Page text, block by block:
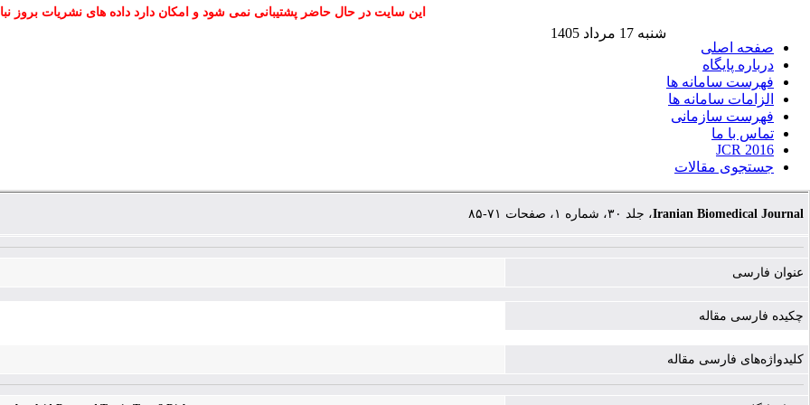
این سایت در حال حاضر پشتیبانی نمی شود و امکان دارد داده های نشریات بروز
صفحه اصلی
درباره پایگاه
فهرست سامانه ها
الزامات سامانه ها
فهرست سازمانی
تماس با ما
JCR 2016
جستجوی مقالات
شنبه 17 مرداد 1405
Iranian Biomedical Journal، جلد ۳۰، شماره ۱، صفحات ۷۱-۸۵
عنوان فارسی
چکیده فارسی مقاله
کلیدواژه‌های فارسی مقاله